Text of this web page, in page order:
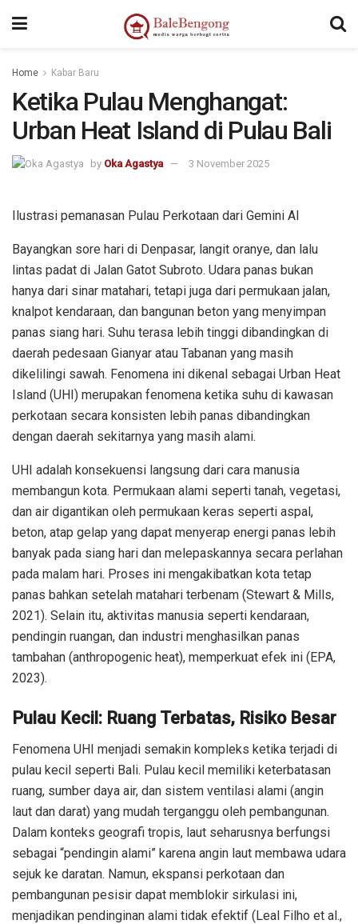
Home Kabar Baru
Ketika Pulau Menghangat:
Urban Heat Island di Pulau Bali
by Oka Agastya 3 November 2025
Ilustrasi pemanasan Pulau Perkotaan dari Gemini AI
Bayangkan sore hari di Denpasar, langit oranye, dan lalu
lintas padat di Jalan Gatot Subroto. Udara panas bukan
hanya dari sinar matahari, tetapi juga dari permukaan jalan,
knalpot kendaraan, dan bangunan beton yang menyimpan
panas siang hari. Suhu terasa lebih tinggi dibandingkan di
daerah pedesaan Gianyar atau Tabanan yang masih
dikelilingi sawah. Fenomena ini dikenal sebagai Urban Heat
Island (UHI) merupakan fenomena ketika suhu di kawasan
perkotaan secara konsisten lebih panas dibandingkan
dengan daerah sekitarnya yang masih alami.
UHI adalah konsekuensi langsung dari cara manusia
membangun kota. Permukaan alami seperti tanah, vegetasi,
dan air digantikan oleh permukaan keras seperti aspal,
beton, atap gelap yang dapat menyerap energi panas lebih
banyak pada siang hari dan melepaskannya secara perlahan
pada malam hari. Proses ini mengakibatkan kota tetap
panas bahkan setelah matahari terbenam (Stewart & Mills,
2021). Selain itu, aktivitas manusia seperti kendaraan,
pendingin ruangan, dan industri menghasilkan panas
tambahan (anthropogenic heat), memperkuat efek ini (EPA,
2023).
Pulau Kecil: Ruang Terbatas, Risiko Besar
Fenomena UHI menjadi semakin kompleks ketika terjadi di
pulau kecil seperti Bali. Pulau kecil memiliki keterbatasan
ruang, sumber daya air, dan sistem ventilasi alami (angin
laut dan darat) yang mudah terganggu oleh pembangunan.
Dalam konteks geografi tropis, laut seharusnya berfungsi
sebagai “pendingin alami” karena angin laut membawa udara
sejuk ke daratan. Namun, ekspansi perkotaan dan
pembangunan pesisir dapat memblokir sirkulasi ini,
menjadikan pendinginan alami tidak efektif (Leal Filho et al.,